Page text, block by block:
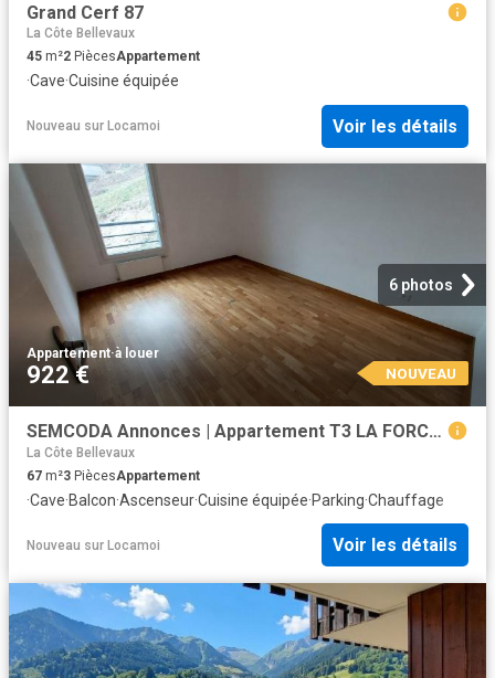
Grand Cerf 87
La Côte Bellevaux
45 m²2 PiècesAppartement
·Cave·Cuisine équipée
Nouveau sur Locamoi Voir les détails
6 photos
Appartement·à louer
922 € NOUVEAU
SEMCODA Annonces | Appartement T3 LA FORCLAZ
La Côte Bellevaux
67 m²3 PiècesAppartement
·Cave·Balcon·Ascenseur·Cuisine équipée·Parking·Chauffage
Nouveau sur Locamoi Voir les détails